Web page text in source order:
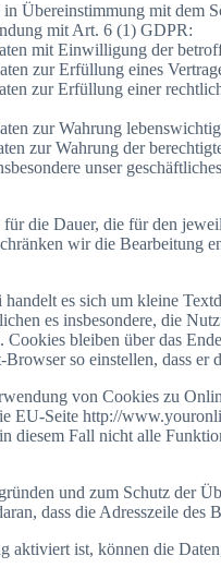
Übereinstimmung mit
mit Art. 6 (1) GDPR:
mit Einwilligung der
zur Erfüllung eines
zur Erfüllung einer
zur Wahrung
zur Wahrung der
unser
für die Dauer, die für den
wir die Bearbeitung
es sich um kleine
es insbesondere, die
bleiben über das
so einstellen, dass
von Cookies zu
EU-Seite http://
diesem Fall nicht alle
und zum Schutz der
dass die Adresszeile
aktiviert ist, können die